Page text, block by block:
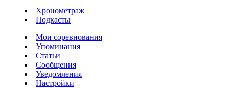
Хронометраж
Подкасты
Мои соревнования
Упоминания
Статьи
Сообщения
Уведомления
Настройки